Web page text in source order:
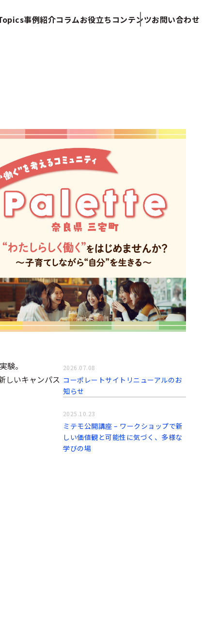
事例紹介コラムお役立ちコンテンツお問い合わせ
験。
しいキャンパス コーポレートサイトリニューアルのお
知らせ
2026.07.08
ミテモ公開講座 – ワークショップで新
しい価値観と可能性に気づく、多様な
学びの場
2025.10.23